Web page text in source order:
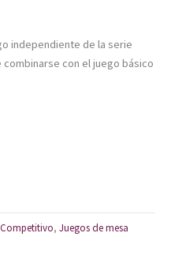
independiente de la serie
con el juego básico
Competitivo, Juegos de mesa